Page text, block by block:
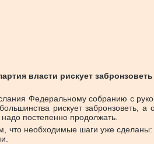
власти рискует
Федеральному собранию с
рискует забронзоветь,
постепенно продолжать.
необходимые шаги уже сделаны: